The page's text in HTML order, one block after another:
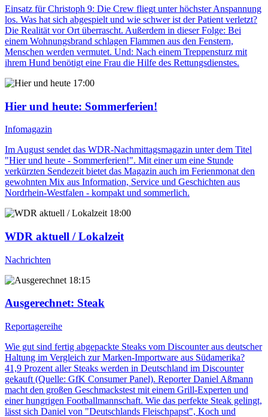
Einsatz für Christoph 9: Die Crew fliegt unter höchster Anspannung
los. Was hat sich abgespielt und wie schwer ist der Patient verletzt?
Die Realität vor Ort überrascht. Außerdem in dieser Folge: Bei
einem Wohnungsbrand schlagen Flammen aus den Fenstern,
Menschen werden vermutet. Und: Nach einem Treppensturz mit
ihrem Hund benötigt eine Frau die Hilfe des Rettungsdienstes.
17:00
Hier und heute: Sommerferien!
Infomagazin
Im August sendet das WDR-Nachmittagsmagazin unter dem Titel
"Hier und heute - Sommerferien!". Mit einer um eine Stunde
verkürzten Sendezeit bietet das Magazin auch im Ferienmonat den
gewohnten Mix aus Information, Service und Geschichten aus
Nordrhein-Westfalen - kompakt und sommerlich.
18:00
WDR aktuell / Lokalzeit
Nachrichten
18:15
Ausgerechnet: Steak
Reportagereihe
Wie gut sind fertig abgepackte Steaks vom Discounter aus deutscher
Haltung im Vergleich zur Marken-Importware aus Südamerika?
41,9 Prozent aller Steaks werden in Deutschland im Discounter
gekauft (Quelle: GfK Consumer Panel). Reporter Daniel Aßmann
macht den großen Geschmackstest mit einem Grill-Experten und
einer hungrigen Footballmannschaft. Wie das perfekte Steak gelingt,
lässt sich Daniel von "Deutschlands Fleischpapst", Koch und